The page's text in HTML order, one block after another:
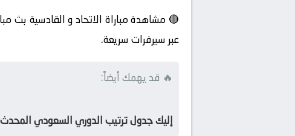
عبر سيرفرات سريعة.
🔥 قد يهمك أيضاً:
إليك جدول ترتيب الدوري السعودي المحدث